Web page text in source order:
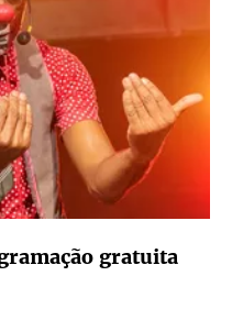
gratuita